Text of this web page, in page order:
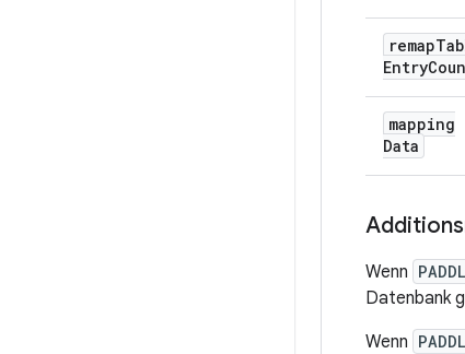
remap
Entry
mapping
Data
Wenn
Datenbank
Wenn